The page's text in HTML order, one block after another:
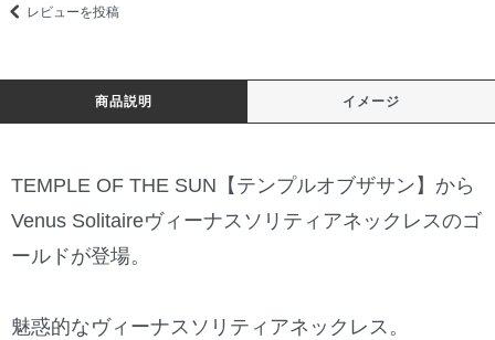
レビューを投稿
商品説明 イメージ
TEMPLE OF THE SUN【テンプルオブザサン】から
Venus Solitaireヴィーナスソリティアネックレスのゴ
ールドが登場。
魅惑的なヴィーナスソリティアネックレス。